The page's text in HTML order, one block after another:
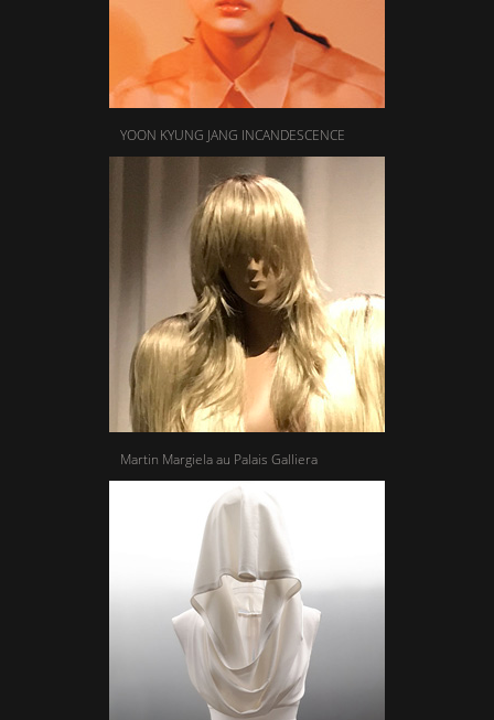
YOON KYUNG JANG INCANDESCENCE
Martin Margiela au Palais Galliera